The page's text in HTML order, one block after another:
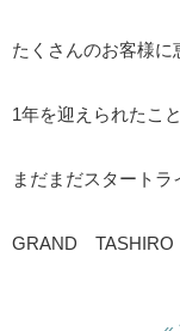
たくさんのお客様に
1年を迎えられた
まだまだスタート
GRAND